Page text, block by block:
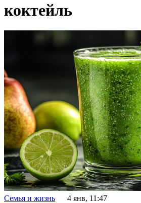
коктейль
Семья и жизнь 4 янв, 11:47